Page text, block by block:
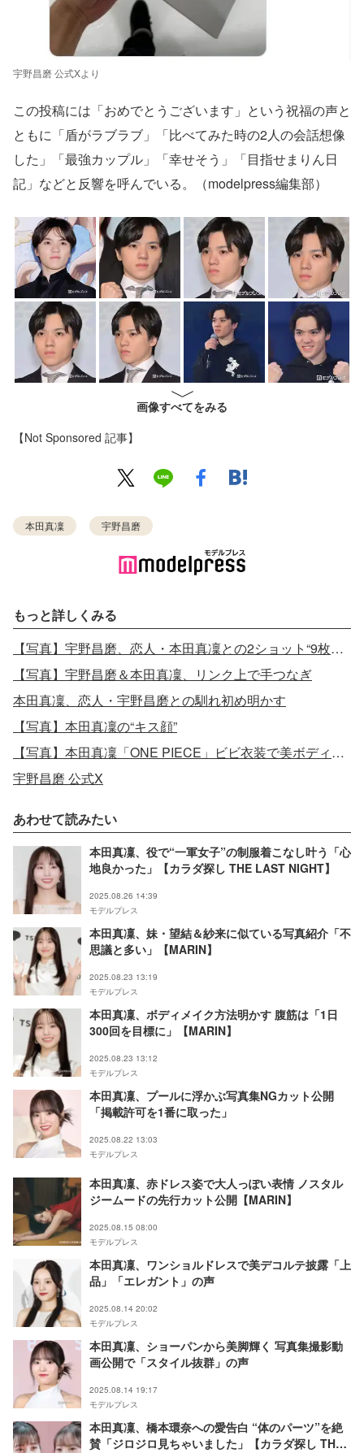
宇野昌磨 公式Xより
この投稿には「おめでとうございます」という祝福の声と
ともに「盾がラブラブ」「比べてみた時の2人の会話想像
した」「最強カップル」「幸せそう」「目指せまりん日
記」などと反響を呼んでいる。（modelpress編集部）
画像すべてをみる
【Not Sponsored 記事】
本田真凜 宇野昌磨
もっと詳しくみる
【写真】宇野昌磨、恋人・本田真凜との2ショット“9枚一気投稿”
【写真】宇野昌磨＆本田真凜、リンク上で手つなぎ
本田真凜、恋人・宇野昌磨との馴れ初め明かす
【写真】本田真凜の“キス顔”
【写真】本田真凜「ONE PIECE」ビビ衣装で美ボディ際立つ
宇野昌磨 公式X
あわせて読みたい
本田真凜、役で“一軍女子”の制服着こなし叶う「心
地良かった」【カラダ探し THE LAST NIGHT】
2025.08.26 14:39
モデルプレス
本田真凜、妹・望結＆紗来に似ている写真紹介「不
思議と多い」【MARIN】
2025.08.23 13:19
モデルプレス
本田真凜、ボディメイク方法明かす 腹筋は「1日
300回を目標に」【MARIN】
2025.08.23 13:12
モデルプレス
本田真凜、プールに浮かぶ写真集NGカット公開
「掲載許可を1番に取った」
2025.08.22 13:03
モデルプレス
本田真凜、赤ドレス姿で大人っぽい表情 ノスタル
ジームードの先行カット公開【MARIN】
2025.08.15 08:00
モデルプレス
本田真凜、ワンショルドレスで美デコルテ披露「上
品」「エレガント」の声
2025.08.14 20:02
モデルプレス
本田真凜、ショーパンから美脚輝く 写真集撮影動
画公開で「スタイル抜群」の声
2025.08.14 19:17
モデルプレス
本田真凜、橋本環奈への愛告白 “体のパーツ”を絶
賛「ジロジロ見ちゃいました」【カラダ探し THE